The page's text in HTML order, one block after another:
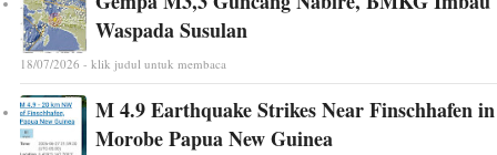
Waspada Susulan
18/07/2026 - klik judul untuk membaca
M 4.9 Earthquake Strikes Near Finschhafen in
Morobe Papua New Guinea